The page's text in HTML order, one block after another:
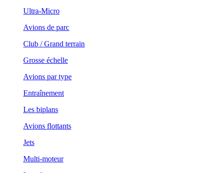
Ultra-Micro
Avions de parc
Club / Grand terrain
Grosse échelle
Avions par type
Entraînement
Les biplans
Avions flottants
Jets
Multi-moteur